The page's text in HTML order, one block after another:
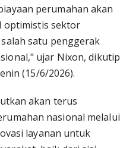
perumahan akan
optimistis sektor
satu penggerak
ujar Nixon, dikutip
(15/6/2026).
akan terus
nasional melalui
layanan untuk